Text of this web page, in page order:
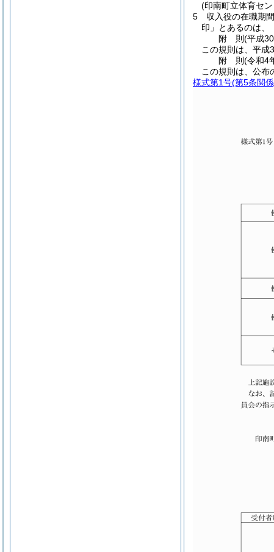
(印南町立体育セ
5
収入役の在職期
印」とあるのは、
附 則(平成
この規則は、平成
附 則(令和4
この規則は、公布
様式第1号(第5条関